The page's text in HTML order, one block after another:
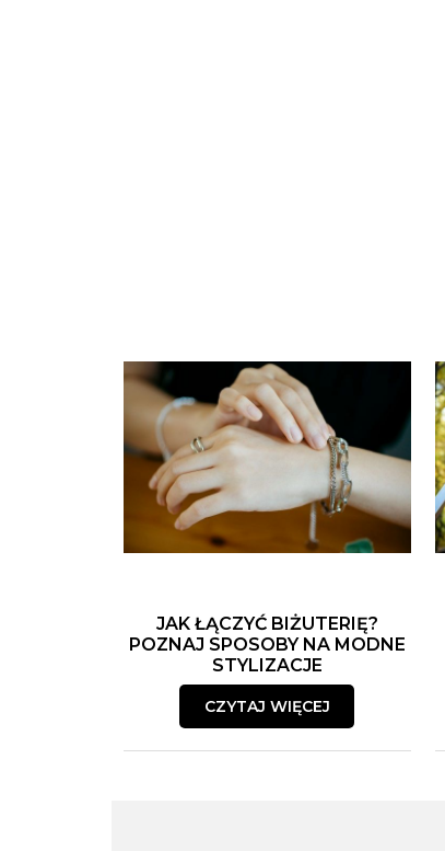
JAK ŁĄCZYĆ BIŻUTERIĘ?
POZNAJ SPOSOBY NA MODNE
STYLIZACJE
CZYTAJ WIĘCEJ